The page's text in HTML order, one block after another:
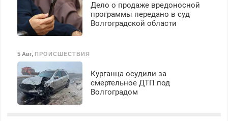
Дело о продаже вредоносной
программы передано в суд
Волгоградской области
5 Авг, ПРОИСШЕСТВИЯ
Курганца осудили за
смертельное ДТП под
Волгоградом